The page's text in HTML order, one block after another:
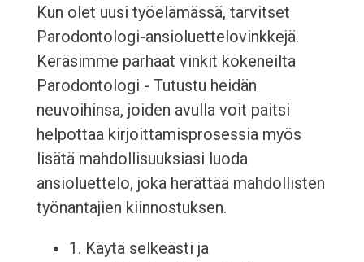
Kun olet uusi työelämässä, tarvitset
Parodontologi-ansioluettelovinkkejä.
Keräsimme parhaat vinkit kokeneilta
Parodontologi - Tutustu heidän
neuvoihinsa, joiden avulla voit paitsi
helpottaa kirjoittamisprosessia myös
lisätä mahdollisuuksiasi luoda
ansioluettelo, joka herättää mahdollisten
työnantajien kiinnostuksen.
1. Käytä selkeästi ja